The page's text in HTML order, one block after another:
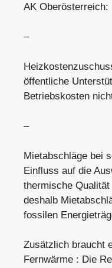
AK Oberösterreich:
–
öffentliche
Betriebskosten
–
Mietabschläge bei
Einfluss auf die
thermische
deshalb
fossilen
Zusätzlich braucht
Fernwärme : Die